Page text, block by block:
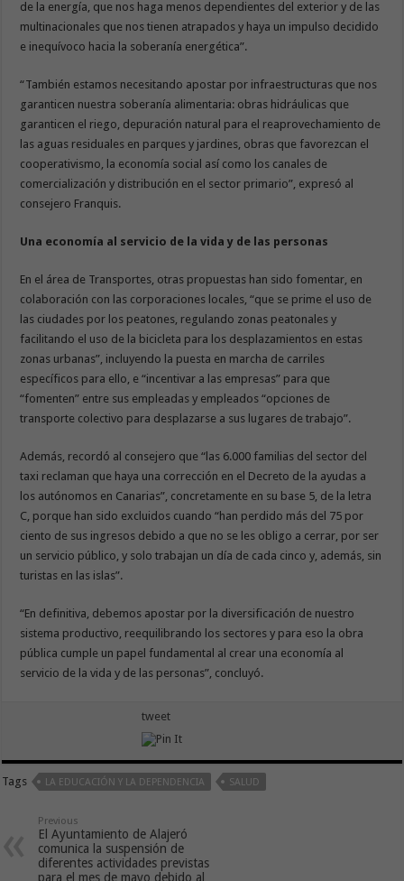
de la energía, que nos haga menos dependientes del exterior y de las
multinacionales que nos tienen atrapados y haya un impulso decidido
e inequívoco hacia la soberanía energética”.
“También estamos necesitando apostar por infraestructuras que nos
garanticen nuestra soberanía alimentaria: obras hidráulicas que
garanticen el riego, depuración natural para el reaprovechamiento de
las aguas residuales en parques y jardines, obras que favorezcan el
cooperativismo, la economía social así como los canales de
comercialización y distribución en el sector primario”, expresó al
consejero Franquis.
Una economía al servicio de la vida y de las personas
En el área de Transportes, otras propuestas han sido fomentar, en
colaboración con las corporaciones locales, “que se prime el uso de
las ciudades por los peatones, regulando zonas peatonales y
facilitando el uso de la bicicleta para los desplazamientos en estas
zonas urbanas”, incluyendo la puesta en marcha de carriles
específicos para ello, e “incentivar a las empresas” para que
“fomenten” entre sus empleadas y empleados “opciones de
transporte colectivo para desplazarse a sus lugares de trabajo”.
Además, recordó al consejero que “las 6.000 familias del sector del
taxi reclaman que haya una corrección en el Decreto de la ayudas a
los autónomos en Canarias”, concretamente en su base 5, de la letra
C, porque han sido excluidos cuando “han perdido más del 75 por
ciento de sus ingresos debido a que no se les obligo a cerrar, por ser
un servicio público, y solo trabajan un día de cada cinco y, además, sin
turistas en las islas”.
“En definitiva, debemos apostar por la diversificación de nuestro
sistema productivo, reequilibrando los sectores y para eso la obra
pública cumple un papel fundamental al crear una economía al
servicio de la vida y de las personas”, concluyó.
tweet
Tags LA EDUCACIÓN Y LA DEPENDENCIA SALUD
Previous
El Ayuntamiento de Alajeró
comunica la suspensión de
diferentes actividades previstas
para el mes de mayo debido al